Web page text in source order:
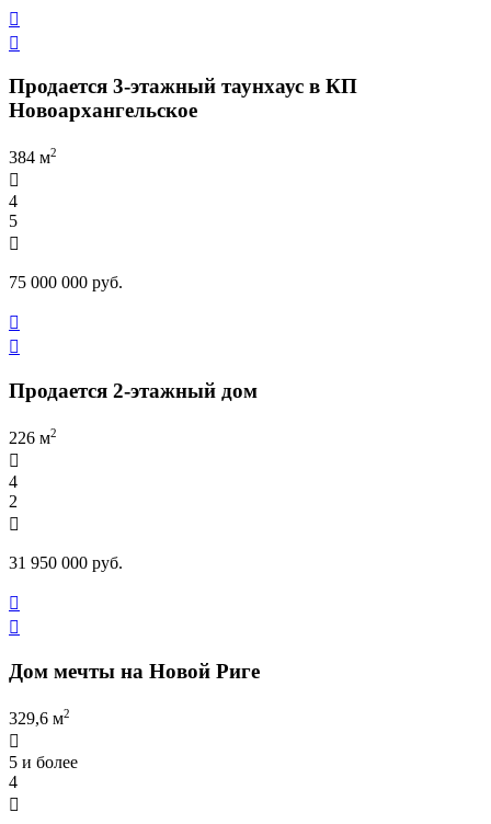


Продается 3-этажный таунхаус в КП
Новоархангельское
384 м2

4
5

75 000 000 руб.


Продается 2-этажный дом
226 м2

4
2

31 950 000 руб.


Дом мечты на Новой Риге
329,6 м2

5 и более
4
